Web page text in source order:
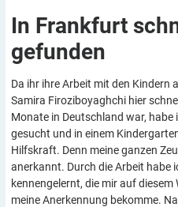
In Frankfurt
gefunden
Da ihr ihre Arbeit mit den
Samira Firoziboyaghchi hier
Monate in Deutschland war,
gesucht und in einem
Hilfskraft. Denn meine ganzen
anerkannt. Durch die Arbeit habe
kennengelernt, die mir auf
meine Anerkennung bekomme.